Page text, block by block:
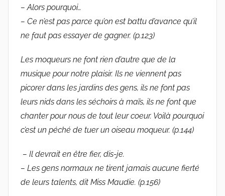
– Alors pourquoi…
– Ce n’est pas parce qu’on est battu d’avance qu’il
ne faut pas essayer de gagner. (p.123)
Les moqueurs ne font rien d’autre que de la
musique pour notre plaisir. Ils ne viennent pas
picorer dans les jardins des gens, ils ne font pas
leurs nids dans les séchoirs à maïs, ils ne font que
chanter pour nous de tout leur coeur. Voilà pourquoi
c’est un péché de tuer un oiseau moqueur. (p.144)
– Il devrait en être fier, dis-je.
– Les gens normaux ne tirent jamais aucune fierté
de leurs talents, dit Miss Maudie. (p.156)